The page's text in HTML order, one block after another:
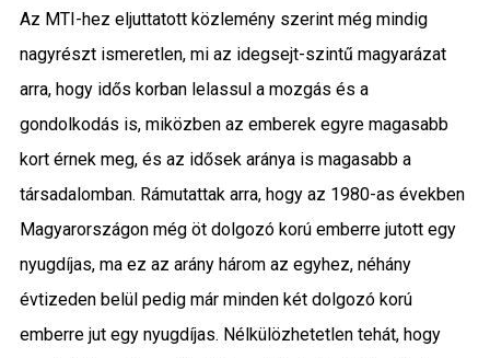
PR
Kapcsolat
Az MTI-hez eljuttatott közlemény szerint még mindig
nagyrészt ismeretlen, mi az idegsejt-szintű magyarázat
arra, hogy idős korban lelassul a mozgás és a
gondolkodás is, miközben az emberek egyre magasabb
kort érnek meg, és az idősek aránya is magasabb a
társadalomban. Rámutattak arra, hogy az 1980-as években
Magyarországon még öt dolgozó korú emberre jutott egy
nyugdíjas, ma ez az arány három az egyhez, néhány
évtizeden belül pedig már minden két dolgozó korú
emberre jut egy nyugdíjas. Nélkülözhetetlen tehát, hogy